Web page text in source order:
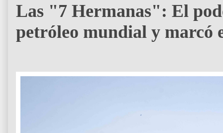
Las "7 Hermanas": El
petróleo mundial y marcó